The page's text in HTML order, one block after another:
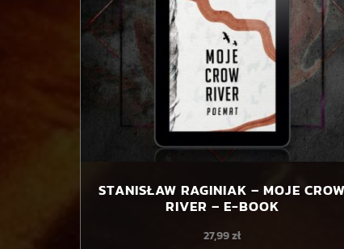
play_circle_filled
STANISŁAW RAGINIAK – MOJE CROW
RIVER – E-BOOK
27,99zł